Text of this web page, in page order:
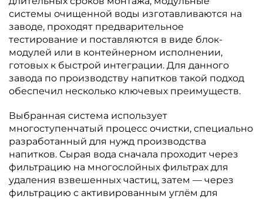
системы очищенной воды изготавливаются на
заводе, проходят предварительное
тестирование и поставляются в виде блок-
модулей или в контейнерном исполнении,
готовых к быстрой интеграции. Для данного
завода по производству напитков такой подход
обеспечил несколько ключевых преимуществ.
Выбранная система использует
многоступенчатый процесс очистки, специально
разработанный для нужд производства
напитков. Сырая вода сначала проходит через
фильтрацию на многослойных фильтрах для
удаления взвешенных частиц, затем — через
фильтрацию с активированным углём для